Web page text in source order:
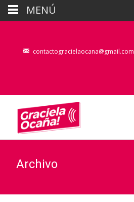
contactogracielaocana@gmail.com
Archivo
MENÚ